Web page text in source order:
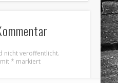
nicht veröffentlicht.
* markiert